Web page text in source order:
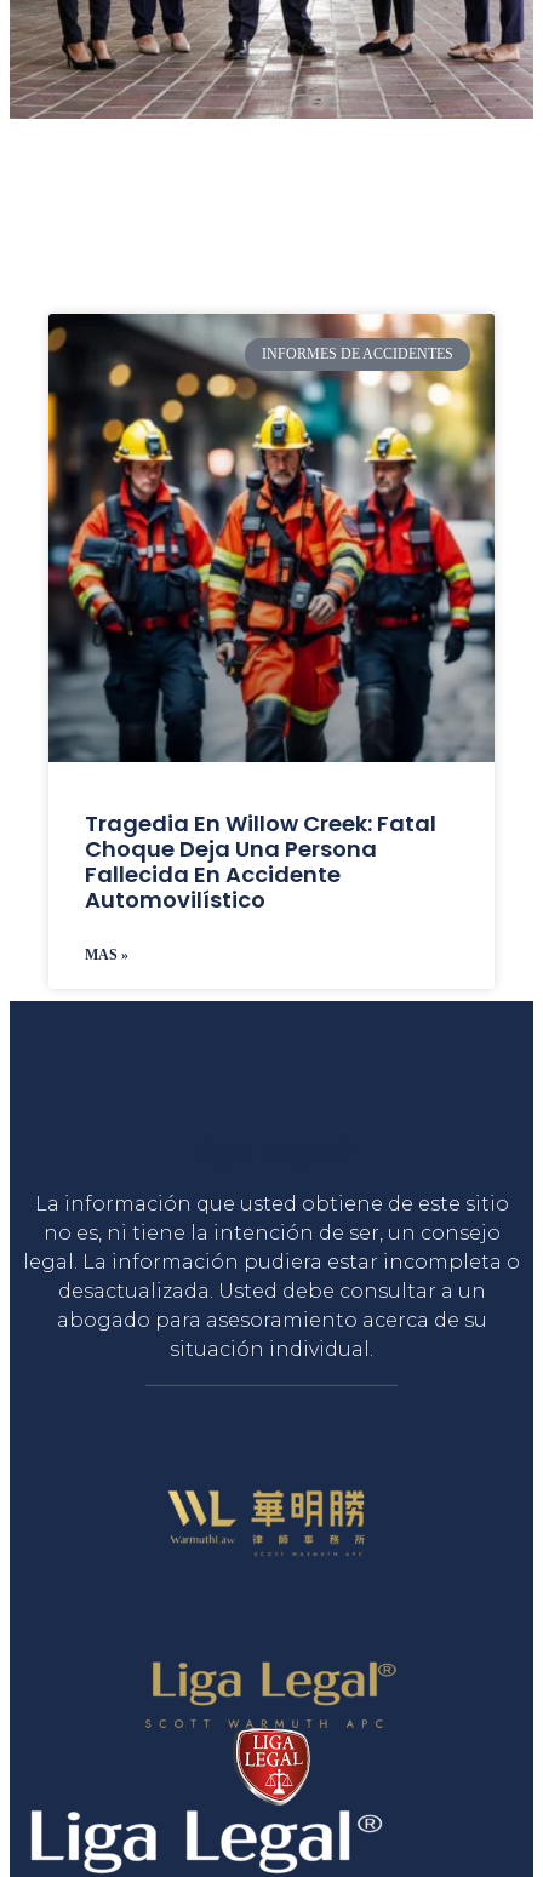
INFORMES DE ACCIDENTES
Tragedia En Willow Creek: Fatal
Choque Deja Una Persona
Fallecida En Accidente
Automovilístico
MAS »
La información que usted obtiene de este sitio
no es, ni tiene la intención de ser, un consejo
legal. La información pudiera estar incompleta o
desactualizada. Usted debe consultar a un
abogado para asesoramiento acerca de su
situación individual.